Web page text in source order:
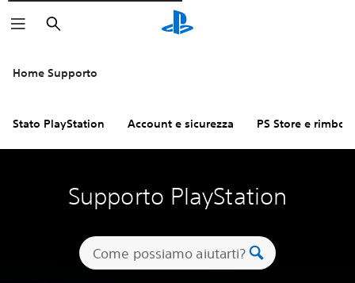
Cerca
Home Supporto
Stato PlayStation Account e sicurezza PS Store e
Supporto PlayStation